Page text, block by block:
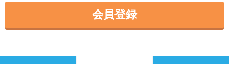
会員登録